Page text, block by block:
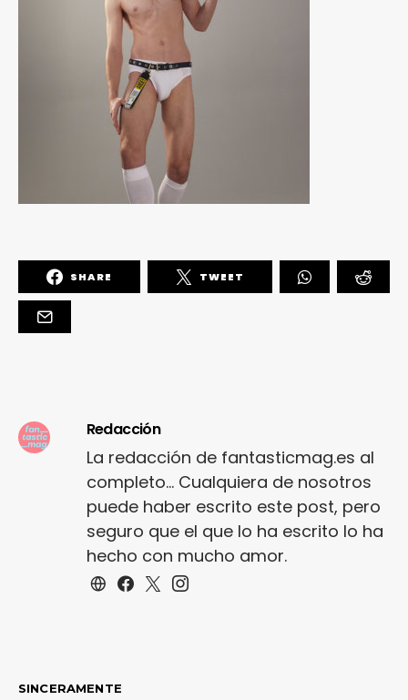
SHARE TWEET
Redacción
La redacción de fantasticmag.es al
completo... Cualquiera de nosotros
puede haber escrito este post, pero
seguro que el que lo ha escrito lo ha
hecho con mucho amor.
SINCERAMENTE